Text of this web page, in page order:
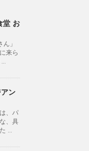
堂 お
ん」
来ら
ン
、パ
、具
...